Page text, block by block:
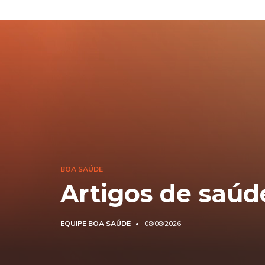
BOA SAÚDE
Artigos de
EQUIPE BOA SAÚDE 08/08/2026